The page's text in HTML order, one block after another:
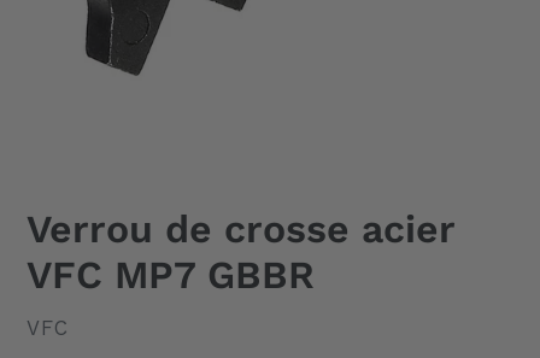
Verrou de crosse acier
VFC MP7 GBBR
DISTRIBUTEUR
VFC